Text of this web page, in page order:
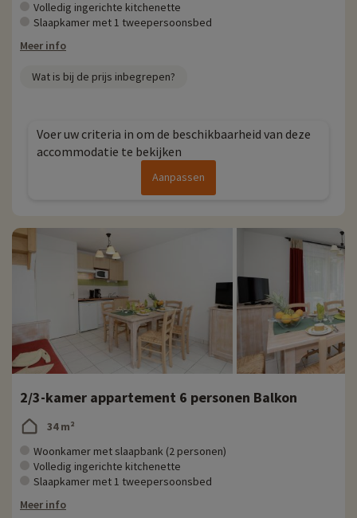
Volledig ingerichte kitchenette
Slaapkamer met 1 tweepersoonsbed
Meer info
Wat is bij de prijs inbegrepen?
Voer uw criteria in om de beschikbaarheid van deze
accommodatie te bekijken
Aanpassen
2/3-kamer appartement 6 personen Balkon
34 m²
Woonkamer met slaapbank (2 personen)
Volledig ingerichte kitchenette
Slaapkamer met 1 tweepersoonsbed
Meer info